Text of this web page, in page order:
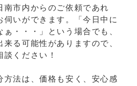
南市内からのご依頼であれ
伺いができます。「今日中に
・・・」という場合でも、
る可能性がありますので、
ください！
方法は、価格も安く、安心感